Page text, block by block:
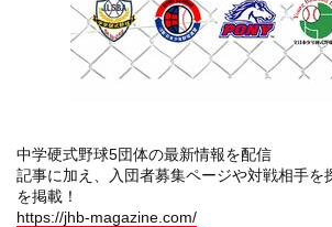
中学硬式野球5団体の最新情報を配信
記事に加え、入団者募集ページや対戦相手を
を掲載！
https://jhb-magazine.com/